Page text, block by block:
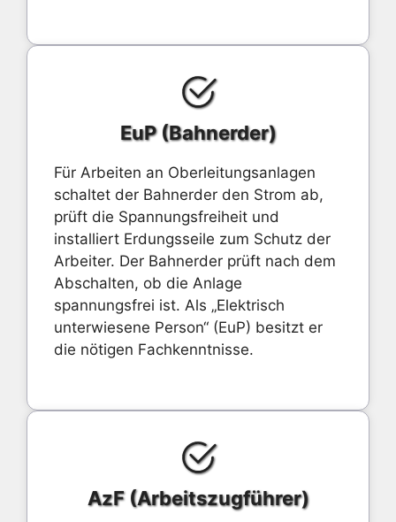
EuP (Bahnerder)
Für Arbeiten an Oberleitungsanlagen
schaltet der Bahnerder den Strom ab,
prüft die Spannungsfreiheit und
installiert Erdungsseile zum Schutz der
Arbeiter. Der Bahnerder prüft nach dem
Abschalten, ob die Anlage
spannungsfrei ist. Als „Elektrisch
unterwiesene Person“ (EuP) besitzt er
die nötigen Fachkenntnisse.
AzF (Arbeitszugführer)